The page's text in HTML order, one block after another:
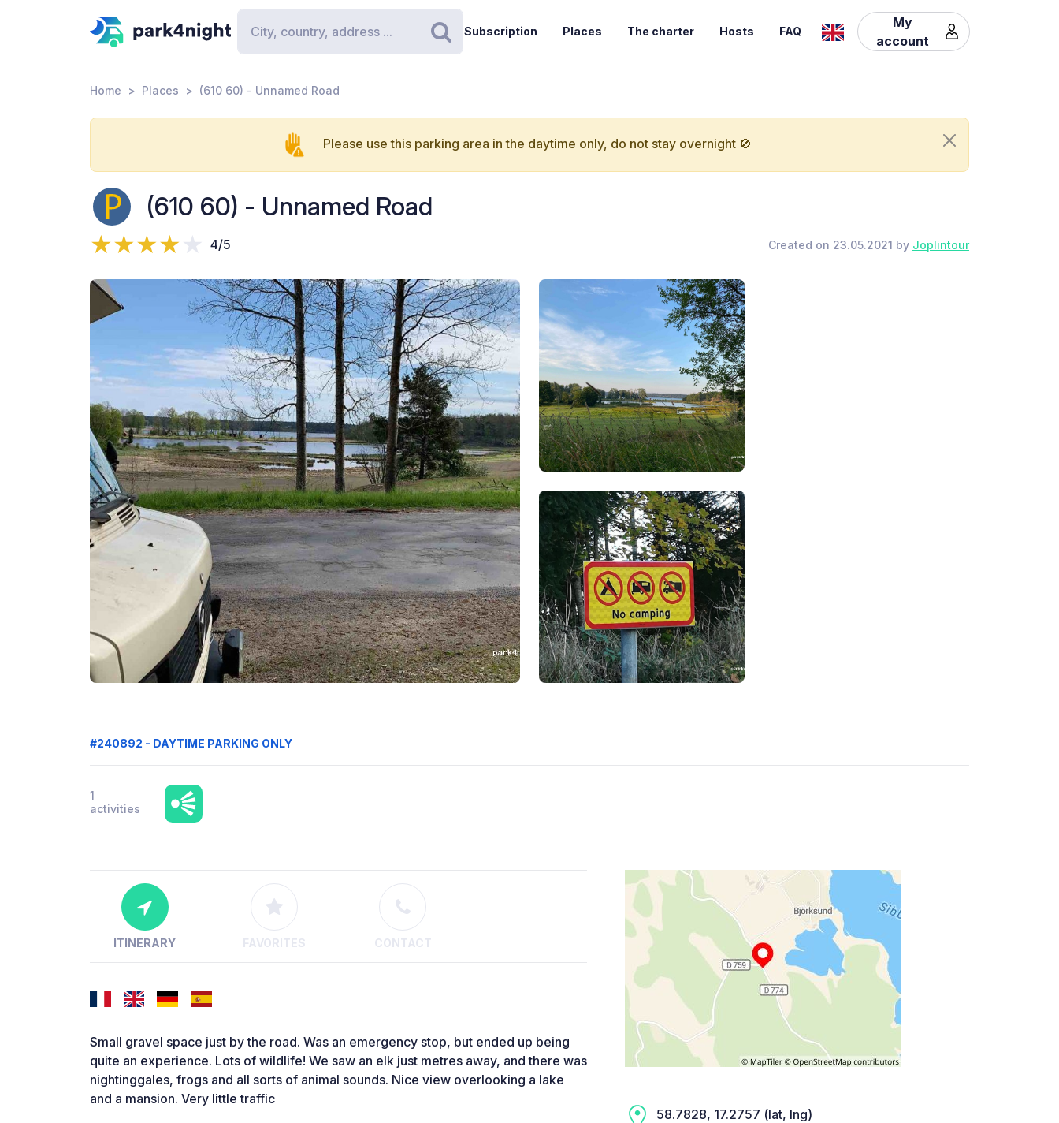
Search
Subscription Places The charter Hosts FAQ
My
account
Home Places (610 60) - Unnamed Road
Please use this parking area in the daytime only, do not stay overnight 🚫
(610 60) - Unnamed Road
4/5 Created on 23.05.2021 by Joplintour
#240892 - DAYTIME PARKING ONLY
1
activities
ITINERARY FAVORITES CONTACT
Small gravel space just by the road. Was an emergency stop, but ended up being
quite an experience. Lots of wildlife! We saw an elk just metres away, and there was
nightinggales, frogs and all sorts of animal sounds. Nice view overlooking a lake
and a mansion. Very little traffic
58.7828, 17.2757 (lat, lng)